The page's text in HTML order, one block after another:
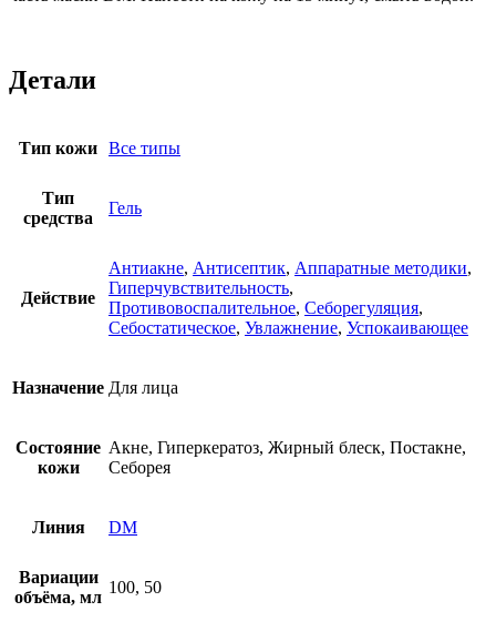
Детали
Тип кожи Все типы
Тип
средства
Гель
Действие
Антиакне, Антисептик, Аппаратные методики,
Гиперчувствительность,
Противовоспалительное, Себорегуляция,
Себостатическое, Увлажнение, Успокаивающее
Назначение Для лица
Состояние
кожи
Акне, Гиперкератоз, Жирный блеск, Постакне,
Себорея
Линия DM
Вариации
объёма, мл
100, 50